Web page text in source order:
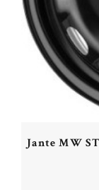
Jante MW